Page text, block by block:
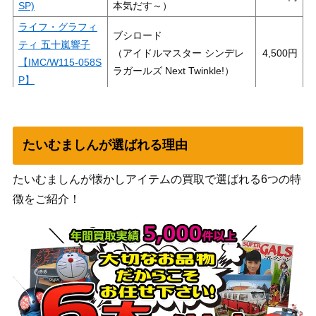
SP)
本気だす～）
ライフ・グラフィ
ティ 五十嵐響子
【IMC/W115-058S
P】
ブシロード
（アイドルマスター シンデレ
ラガールズ Next Twinkle!）
4,500
木 せつ菜（LNJ/W
85-T12RRR）
クールアイドル同好会 feat.ス
クールアイドルフェスティバ
ル ALL STARS）
満身創痍 綾乃【Y
神話最強のヒーロ
ー ソー (MAR/S89
-T03SP)
ブシロード
（Marvel/Card Collection）
4,000
日本Jr.ユース代表
たいむましんが選ばれる理由
たいむましんが懐かしアイテムの買取で選ばれる6つの特
徴をご紹介！